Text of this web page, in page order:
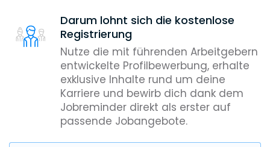
Darum lohnt sich die kostenlose
Registrierung
Nutze die mit führenden Arbeitgebern
entwickelte Profilbewerbung, erhalte
exklusive Inhalte rund um deine
Karriere und bewirb dich dank dem
Jobreminder direkt als erster auf
passende Jobangebote.